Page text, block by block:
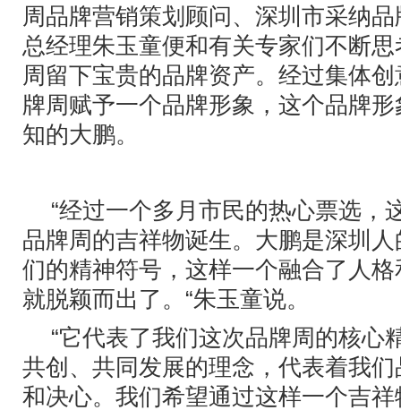
周品牌营销策划顾问、深圳市采纳
总经理朱玉童便和有关专家们不断
周留下宝贵的品牌资产。经过集体
牌周赋予一个品牌形象，这个品牌
知的大鹏。
“经过一个多月市民的热心票选，
品牌周的吉祥物诞生。大鹏是深圳
们的精神符号，这样一个融合了人格
就脱颖而出了。“朱玉童说。
“它代表了我们这次品牌周的核心
共创、共同发展的理念，代表着我
和决心。我们希望通过这样一个吉